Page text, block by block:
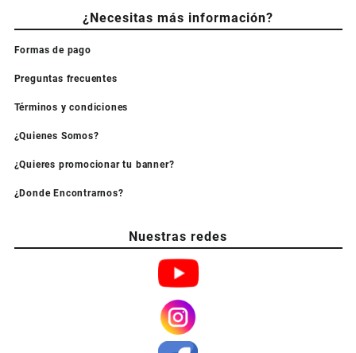
¿Necesitas más información?
Formas de pago
Preguntas frecuentes
Términos y condiciones
¿Quienes Somos?
¿Quieres promocionar tu banner?
¿Donde Encontrarnos?
Nuestras redes